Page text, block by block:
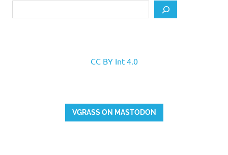
CC BY Int 4.0
VGRASS ON MASTODON